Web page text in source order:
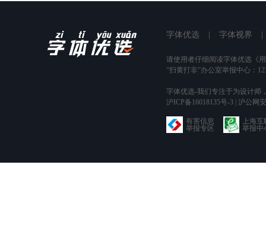
字体优选 字体视界
请使用者仔细阅读字体优选 《
“扫黄打非”办公室举报中心：
字体优选-我们专注于为设计师
沪ICP备16018135号-3 | 沪公网
有害信息
举报专区
上海
举报中